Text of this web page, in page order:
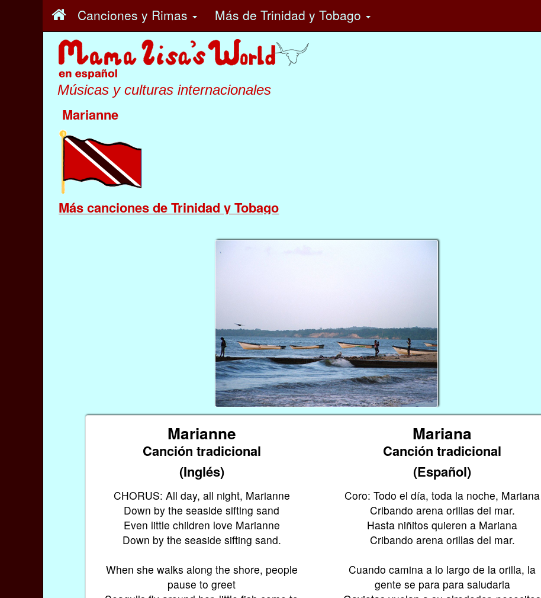
Canciones y Rimas Más de Trinidad y Tobago
Músicas y culturas internacionales
Marianne
Más canciones de Trinidad y Tobago
Marianne Mariana
Canción tradicional
Canción tradicional
(Inglés)
(Español)
CHORUS: All day, all night, Marianne
Down by the seaside sifting sand
Even little children love Marianne
Down by the seaside sifting sand.
When she walks along the shore, people
pause to greet
Coro: Todo el día, toda la noche, Mariana
Cribando arena orillas del mar.
Hasta niñitos quieren a Mariana
Cribando arena orillas del mar.
Cuando camina a lo largo de la orilla, la
gente se para para saludarla